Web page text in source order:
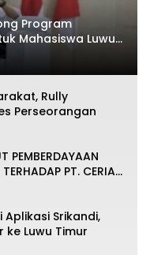
Program
Mahasiswa Luwu
Nyata bagi
Rully
Perseorangan
PEMBERDAYAAN
PT. CERIA
Srikandi,
ke Luwu Timur